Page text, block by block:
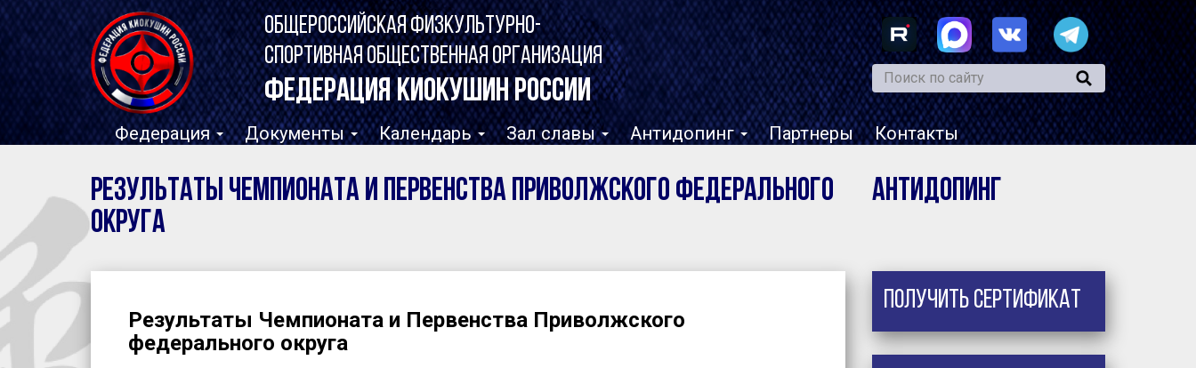
ОБЩЕРОССИЙСКАЯ ФИЗКУЛЬТУРНО-
СПОРТИВНАЯ ОБЩЕСТВЕННАЯ ОРГАНИЗАЦИЯ
ФЕДЕРАЦИЯ КИОКУШИН РОССИИ
Федерация Документы Календарь Зал славы Антидопинг Партнеры Контакты
Результаты Чемпионата и Первенства Приволжского федерального
округа
Антидопинг
Результаты Чемпионата и Первенства Приволжского
федерального округа
Получить сертификат